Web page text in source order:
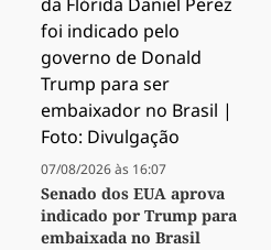
07/08/2026 às 16:07
Senado dos EUA aprova
indicado por Trump para
embaixada no Brasil